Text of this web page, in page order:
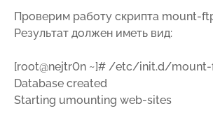
Проверим работу скрипта mount-
Результат должен иметь вид:
[root@nejtr0n ~]# /etc/init.d/
Database created
Starting umounting web-sites